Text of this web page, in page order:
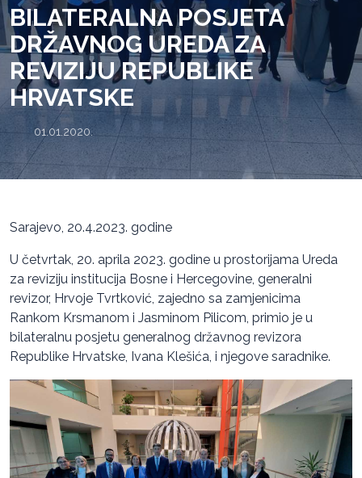
BILATERALNA POSJETA
DRŽAVNOG UREDA ZA
REVIZIJU REPUBLIKE
HRVATSKE
01.01.2020.
Sarajevo, 20.4.2023. godine
U četvrtak, 20. aprila 2023. godine u prostorijama Ureda
za reviziju institucija Bosne i Hercegovine, generalni
revizor, Hrvoje Tvrtković, zajedno sa zamjenicima
Rankom Krsmanom i Jasminom Pilicom, primio je u
bilateralnu posjetu generalnog državnog revizora
Republike Hrvatske, Ivana Klešića, i njegove saradnike.